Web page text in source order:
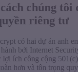
chúng tôi
riêng tư
có hai dự án anh
bởi Internet
ích công cộng
hơn và tôn trọng